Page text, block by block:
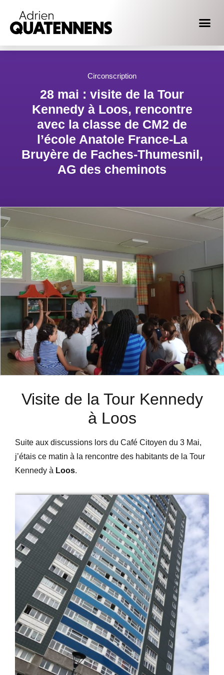
Circonscription
28 mai : visite de la Tour
Kennedy à Loos, rencontre
avec la classe de CM2 de
l’école Anatole France-La
Bruyère de Faches-Thumesnil,
AG des cheminots
Visite de la Tour Kennedy
à Loos
Suite aux discussions lors du Café Citoyen du 3 Mai,
j’étais ce matin à la rencontre des habitants de la Tour
Kennedy à Loos.